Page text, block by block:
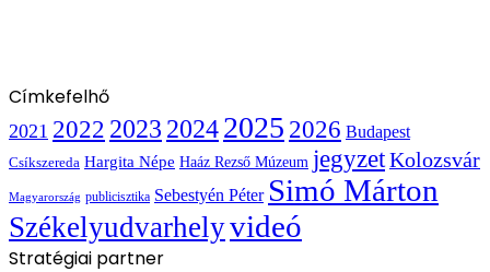
Címkefelhő
2021 2022 2023 20242025 2026 Budapest
Csíkszereda Hargita Népe Haáz Rezső Múzeum jegyzetKolozsvár
Magyarország publicisztika Sebestyén Péter Simó Márton
Székelyudvarhelyvideó
Stratégiai partner